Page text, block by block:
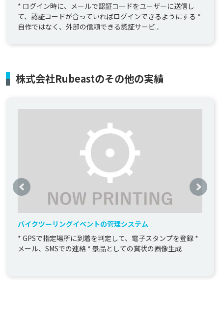
* ログイン時に、メールで認証コードをユーザーに送信し
て、認証コードが合っていればログインできるようにする *
自作ではなく、外部の信頼できる認証サービ...
株式会社Rubeastのその他の実績
バイクツーリングイベントの管理システム
* GPSで指定場所に到着を判定して、電子スタンプを登録 *
メール、SMSでの連絡 * 景品としての賞状の画像生成